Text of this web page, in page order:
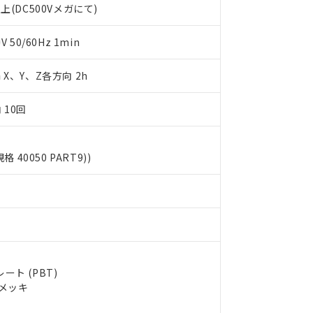
(DC500Vメガにて)
50/60Hz 1min
、Y、Z各方向 2h
10回
格 40050 PART9))
ート (PBT)
ッキ
ます。
質）の非含有証明書
書（当社基準）
点で非含有を証明するもので、過去に遡って非含有を証明するも
タル酸エステル類４物質の対応では、対応完了までの期間は出
欄に対応日を記載しておりました。
への在庫切替を完了していることから、特段のことがない限り、